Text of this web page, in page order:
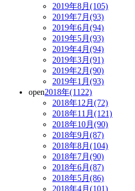
2019年8月(105)
2019年7月(93)
2019年6月(94)
2019年5月(93)
2019年4月(94)
2019年3月(91)
2019年2月(90)
2019年1月(93)
open2018年(1122)
2018年12月(72)
2018年11月(121)
2018年10月(90)
2018年9月(87)
2018年8月(104)
2018年7月(90)
2018年6月(87)
2018年5月(86)
2018年4月(101)